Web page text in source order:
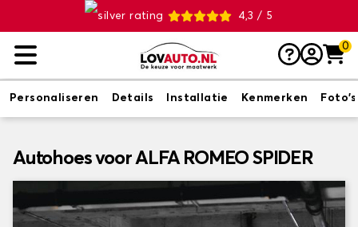
4,3 / 5
0
Personaliseren Details Installatie Kenmerken Foto's
Autohoes voor ALFA ROMEO SPIDER